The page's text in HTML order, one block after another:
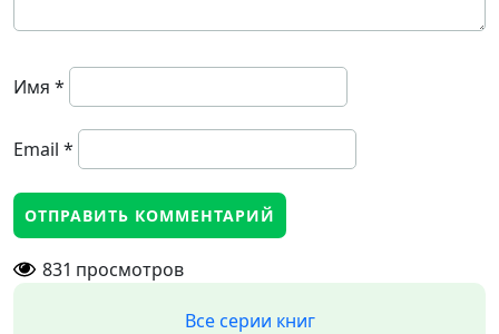
Имя *
Email *
831 просмотров
Все серии книг